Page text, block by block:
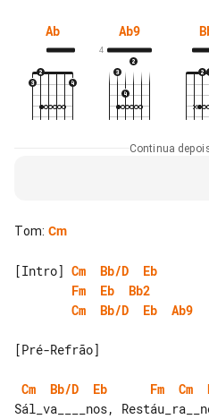
Ab Ab9
4
Continua
Tom: Cm
[Intro] Cm Bb/D
Eb
Fm
Eb
Bb2
Cm
Bb/D Eb Ab9
[Pré-Refrão]
Cm Bb/D Eb Fm Cm